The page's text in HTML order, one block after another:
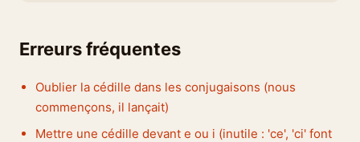
Erreurs fréquentes
Oublier la cédille dans les conjugaisons (nous
commençons, il lançait)
Mettre une cédille devant e ou i (inutile : 'ce', 'ci' font